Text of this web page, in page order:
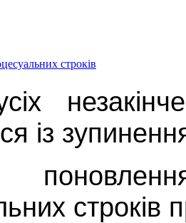
строків
із
строків